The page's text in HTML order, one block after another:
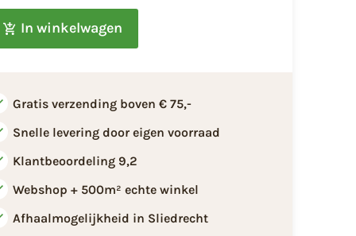
In winkelwagen
Gratis verzending boven € 75,-
Snelle levering door eigen voorraad
Klantbeoordeling 9,2
Webshop + 500m² echte winkel
Afhaalmogelijkheid in Sliedrecht